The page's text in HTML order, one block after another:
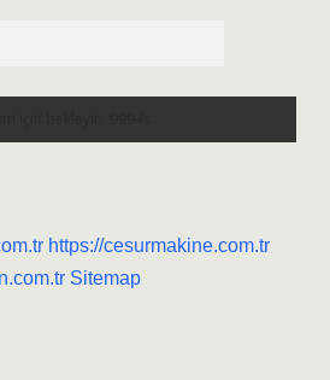
https://cesurmakine.com.tr
Sitemap